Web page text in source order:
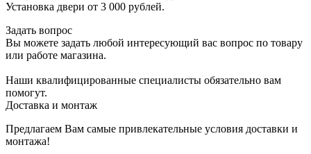
Установка двери от 3 000 рублей.
Задать вопрос
Вы можете задать любой интересующий вас вопрос по товару
или работе магазина.
Наши квалифицированные специалисты обязательно вам
помогут.
Доставка и монтаж
Предлагаем Вам самые привлекательные условия доставки и
монтажа!